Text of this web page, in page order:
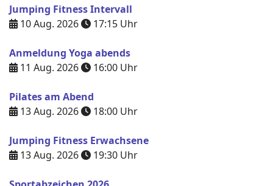
Jumping Fitness Intervall
10 Aug. 2026
17:15 Uhr
Anmeldung Yoga abends
11 Aug. 2026
16:00 Uhr
Pilates am Abend
13 Aug. 2026
18:00 Uhr
Jumping Fitness Erwachsene
13 Aug. 2026
19:30 Uhr